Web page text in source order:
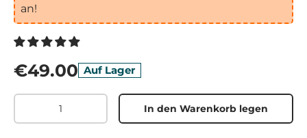
an!
€49.00 Auf Lager
Menge
In den Warenkorb legen